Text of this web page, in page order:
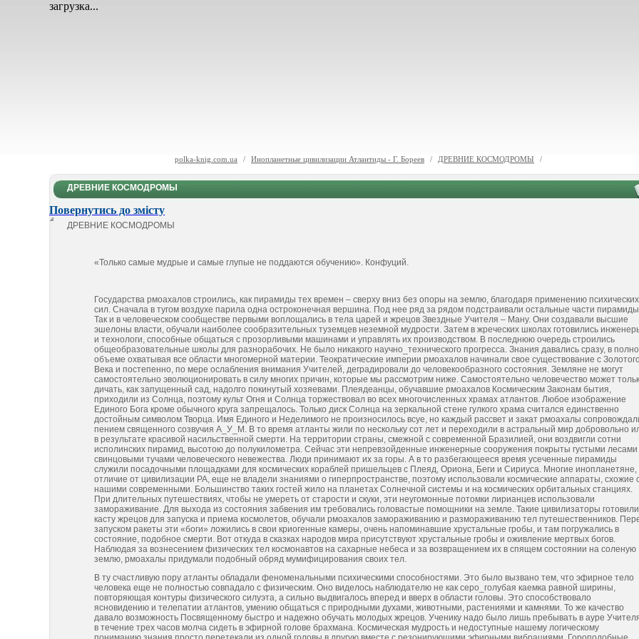
загрузка...
polka-knig.com.ua / Инопланетные цивилизации Атлантиды - Г. Бореев / ДРЕВНИЕ КОСМОДРОМЫ /
ДРЕВНИЕ КОСМОДРОМЫ
Повернутись до змісту
ДРЕВНИЕ КОСМОДРОМЫ
«Только самые мудрые и самые глупые не поддаются обучению». Конфуций.
Государства рмоахалов строились, как пирамиды тех времен – сверху вниз без опоры на землю, благодаря применению психических
сил. Сначала в тугом воздухе парила одна остроконечная вершина. Под нее ряд за рядом подстраивали остальные части
Так и в человеческом сообществе первыми воплощались в тела царей и жрецов Звездные Учителя – Ману. Они создавали высшие
эшелоны власти, обучали наиболее сообразительных туземцев неземной мудрости. Затем в жреческих школах готовились
и технологи, способные общаться с прозорливыми машинами и управлять их производством. В последнюю очередь строились
общеобразовательные школы для разнорабочих. Не было никакого научно_технического прогресса. Знания давались сразу, в
объеме охватывая все области многомерной материи. Теократические империи рмоахалов начинали свое существование с Золотого
Века и постепенно, по мере ослабления внимания Учителей, деградировали до человекообразного состояния. Земляне не могут
самостоятельно эволюционировать в силу многих причин, которые мы рассмотрим ниже. Самостоятельно человечество может
дичать, как запущенный сад, надолго покинутый хозяевами. Плеядеанцы, обучавшие рмоахалов Космическим Законам бытия,
приходили из Солнца, поэтому культ Огня и Солнца торжествовал во всех многочисленных храмах атлантов. Любое изображение
Единого Бога кроме обычного круга запрещалось. Только диск Солнца на зеркальной стене гулкого храма считался единственно
достойным символом Творца. Имя Единого и Неделимого не произносилось всуе, но каждый рассвет и закат рмоахалы
пением священного созвучия А_У_М. В то время атланты жили по нескольку сот лет и переходили в астральный мир добровольно
в результате красивой насильственной смерти. На территории страны, смежной с современной Бразилией, они воздвигли сотни
исполинских пирамид, высотою до полукилометра. Сейчас эти непревзойденные инженерные сооружения покрыты густыми лесами
свинцовыми тучами человеческого невежества. Люди принимают их за горы. А в то разбегающееся время усеченные пирамиды
служили посадочными площадками для космических кораблей пришельцев с Плеяд, Ориона, Беги и Сириуса. Многие инопланетяне,
отличие от цивилизации РА, еще не владели знаниями о гиперпространстве, поэтому использовали космические аппараты, схожие
нашими современными. Большинство таких гостей жило на планетах Солнечной системы и на космических орбитальных станциях.
При длительных путешествиях, чтобы не умереть от старости и скуки, эти неугомонные потомки лирианцев использовали
замораживание. Для выхода из состояния забвения им требовались головастые помощники на земле. Такие цивилизаторы готовили
касту жрецов для запуска и приема космолетов, обучали рмоахалов замораживанию и размораживанию тел путешественников.
запуском ракеты эти «боги» ложились в свои криогенные камеры, очень напоминавшие хрустальные гробы, и там погружались в
состояние, подобное смерти. Вот откуда в сказках народов мира присутствуют хрустальные гробы и оживление мертвых богов.
Наблюдая за вознесением физических тел космонавтов на сахарные небеса и за возвращением их в спящем состоянии на соленую
землю, рмоахалы придумали подобный обряд мумифицирования своих тел.
В ту счастливую пору атланты обладали феноменальными психическими способностями. Это было вызвано тем, что эфирное тело
человека еще не полностью совпадало с физическим. Оно виделось наблюдателю не как серо_голубая каемка равной ширины,
повторяющая контуры физического силуэта, а сильно выдвигалось вперед и вверх в области головы. Это способствовало
ясновидению и телепатии атлантов, умению общаться с природными духами, животными, растениями и камнями. То же качество
давало возможность Посвященному быстро и надежно обучать молодых жрецов. Ученику надо было лишь пребывать в ауре
в течение трех часов молча сидеть в эфирной голове брахмана. Космическая мудрость и недоступные нашему логическому